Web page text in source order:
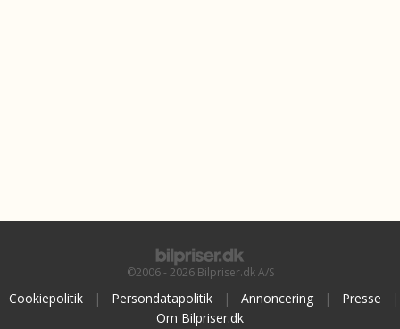
©2006 - 2026 Bilpriser.dk A/S
Cookiepolitik | Persondatapolitik | Annoncering | Presse
|
Om Bilpriser.dk